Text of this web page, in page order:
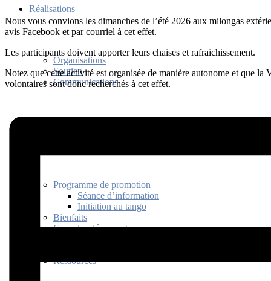
Réalisations
Organisations
Soutien
Communications
Programme de promotion
Séance d’information
Initiation au tango
Bienfaits
Capsules découvertes
Ressources
Nous vous convions les dimanches de l’été 2026 aux milongas
avis Facebook et par courriel à cet effet.
Les participants doivent apporter leurs chaises et rafraichissement.
Notez que cette activité est organisée de manière autonome et que
volontaires sont donc recherchés à cet effet.